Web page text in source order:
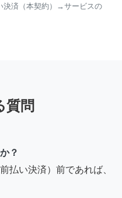
決済（本契約）→サービスの
質問
？
払い決済）前であれば、